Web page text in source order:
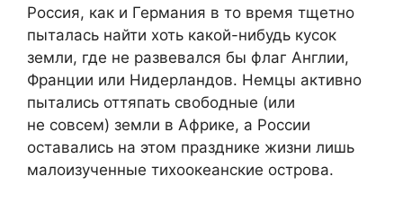
Россия, как и Германия в то время тщетно
пыталась найти хоть какой-нибудь кусок
земли, где не развевался бы флаг Англии,
Франции или Нидерландов. Немцы активно
пытались оттяпать свободные (или
не совсем) земли в Африке, а России
оставались на этом празднике жизни лишь
малоизученные тихоокеанские острова.